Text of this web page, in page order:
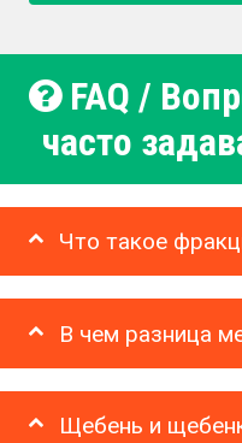
FAQ /
часто
Что такое
В чем разница
Щебень и